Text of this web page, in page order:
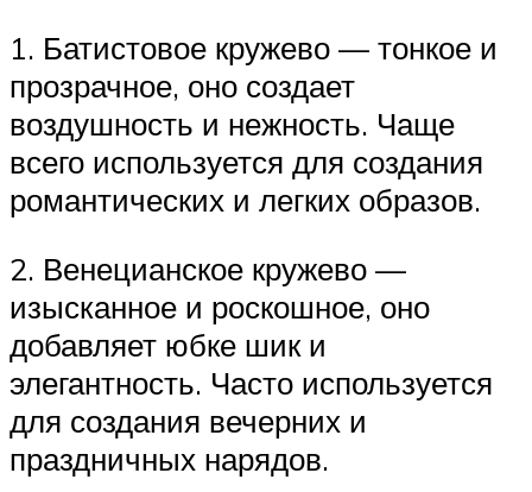
1. Батистовое кружево — тонкое и
прозрачное, оно создает
воздушность и нежность. Чаще
всего используется для создания
романтических и легких образов.
2. Венецианское кружево —
изысканное и роскошное, оно
добавляет юбке шик и
элегантность. Часто используется
для создания вечерних и
праздничных нарядов.